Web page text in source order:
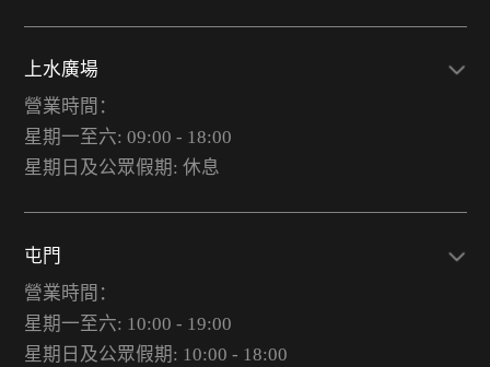
上水廣場
營業時間：
星期一至六: 09:00 - 18:00
星期日及公眾假期: 休息
屯門
營業時間：
星期一至六: 10:00 - 19:00
星期日及公眾假期: 10:00 - 18:00